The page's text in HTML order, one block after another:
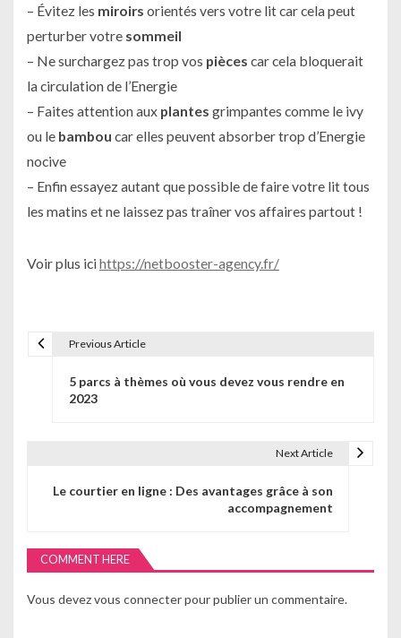
– Évitez les miroirs orientés vers votre lit car cela peut
perturber votre sommeil
– Ne surchargez pas trop vos pièces car cela bloquerait
la circulation de l’Energie
– Faites attention aux plantes grimpantes comme le ivy
ou le bambou car elles peuvent absorber trop d’Energie
nocive
– Enfin essayez autant que possible de faire votre lit tous
les matins et ne laissez pas traîner vos affaires partout !
Voir plus icihttps://netbooster-agency.fr/
t
Previous Article
5 parcs à thèmes où vous devez vous rendre en
2023
Next Article
Le courtier en ligne : Des avantages grâce à son
accompagnement
COMMENT HERE
Vous devezvous connecterpour publier un commentaire.